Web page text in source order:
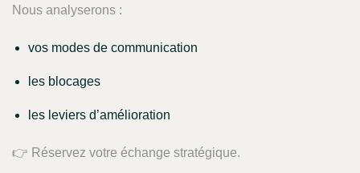
Nous analyserons :
vos modes de communication
les blocages
les leviers d’amélioration
👉 Réservez votre échange stratégique.